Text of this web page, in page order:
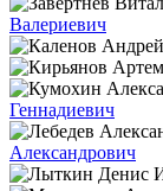
Валериевич
Геннадиевич
Александрович